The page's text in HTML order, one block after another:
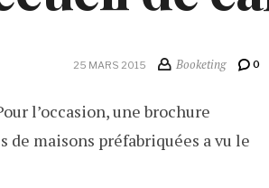
25 MARS 2015 Booketing 0
l’occasion, une brochure
maisons préfabriquées a vu le